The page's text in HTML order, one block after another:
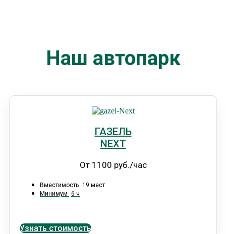
Наш автопарк
ГАЗЕЛЬ
NEXT
От 1100 руб./час
Вместимость 19 мест
Минимум 6 ч
Узнать стоимость